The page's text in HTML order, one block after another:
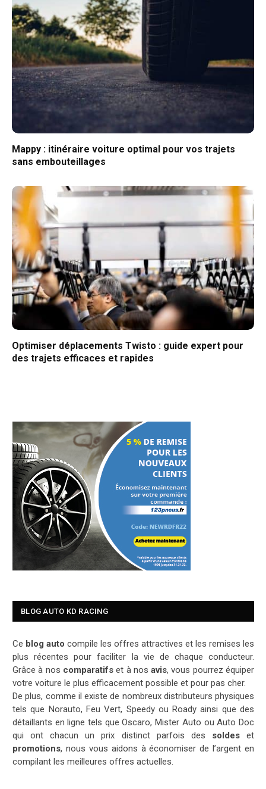
Mappy : itinéraire voiture optimal pour vos trajets
sans embouteillages
Optimiser déplacements Twisto : guide expert pour
des trajets efficaces et rapides
BLOG AUTO KD RACING
Ce blog auto compile les offres attractives et les remises les
plus récentes pour faciliter la vie de chaque conducteur.
Grâce à nos comparatifset à nosavis, vous pourrez équiper
votre voiture le plus efficacement possible et pour pas cher.
De plus, comme il existe de nombreux distributeurs physiques
tels que Norauto, Feu Vert, Speedy ou Roady ainsi que des
détaillants en ligne tels que Oscaro, Mister Auto ou Auto Doc
qui ont chacun un prix distinct parfois des soldeset
promotions, nous vous aidons à économiser de l’argent en
compilant les meilleures offres actuelles.